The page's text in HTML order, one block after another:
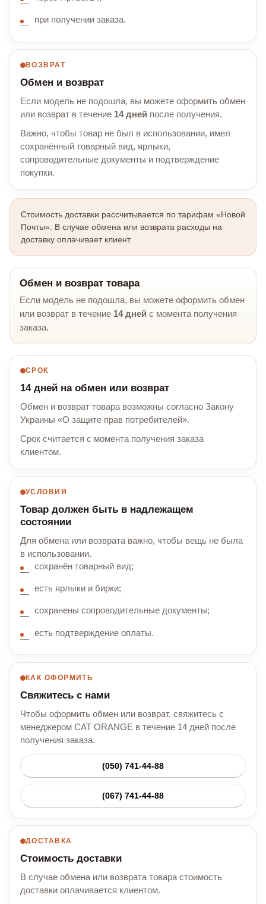
при получении заказа.
ВОЗВРАТ
Обмен и возврат
Если модель не подошла, вы можете оформить обмен
или возврат в течение 14 дней после получения.
Важно, чтобы товар не был в использовании, имел
сохранённый товарный вид, ярлыки,
сопроводительные документы и подтверждение
покупки.
Стоимость доставки рассчитывается по тарифам «Новой
Почты». В случае обмена или возврата расходы на
доставку оплачивает клиент.
Обмен и возврат товара
Если модель не подошла, вы можете оформить обмен
или возврат в течение 14 дней с момента получения
заказа.
СРОК
14 дней на обмен или возврат
Обмен и возврат товара возможны согласно Закону
Украины «О защите прав потребителей».
Срок считается с момента получения заказа
клиентом.
УСЛОВИЯ
Товар должен быть в надлежащем
состоянии
Для обмена или возврата важно, чтобы вещь не была
в использовании.
сохранён товарный вид;
есть ярлыки и бирки;
сохранены сопроводительные документы;
есть подтверждение оплаты.
КАК ОФОРМИТЬ
Свяжитесь с нами
Чтобы оформить обмен или возврат, свяжитесь с
менеджером CAT ORANGE в течение 14 дней после
получения заказа.
(050) 741-44-88
(067) 741-44-88
ДОСТАВКА
Стоимость доставки
В случае обмена или возврата товара стоимость
доставки оплачивается клиентом.